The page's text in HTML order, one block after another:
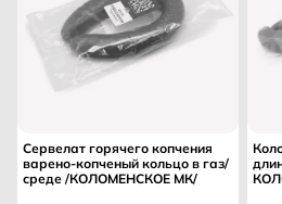
Сервелат горячего копчения
варено-копченый кольцо в газ/
среде /КОЛОМЕНСКОЕ МК/